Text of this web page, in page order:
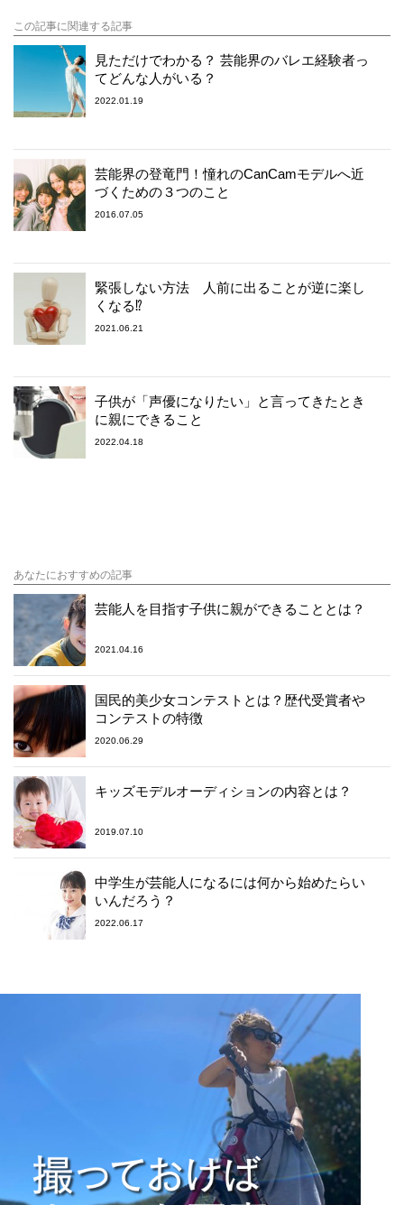
この記事に関連する記事
見ただけでわかる？ 芸能界のバレエ経験者っ
てどんな人がいる？
2022.01.19
芸能界の登竜門！憧れのCanCamモデルへ近
づくための３つのこと
2016.07.05
緊張しない方法 人前に出ることが逆に楽し
くなる⁉
2021.06.21
子供が「声優になりたい」と言ってきたとき
に親にできること
2022.04.18
あなたにおすすめの記事
芸能人を目指す子供に親ができることとは？
2021.04.16
国民的美少女コンテストとは？歴代受賞者や
コンテストの特徴
2020.06.29
キッズモデルオーディションの内容とは？
2019.07.10
中学生が芸能人になるには何から始めたらい
いんだろう？
2022.06.17